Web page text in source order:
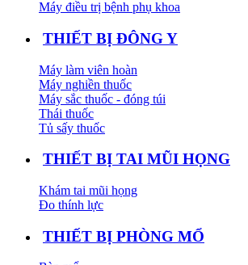
Máy điều trị bệnh phụ khoa
THIẾT BỊ ĐÔNG Y
Máy làm viên hoàn
Máy nghiền thuốc
Máy sắc thuốc - đóng túi
Thái thuốc
Tủ sấy thuốc
THIẾT BỊ TAI MŨI HỌNG
Khám tai mũi họng
Đo thính lực
THIẾT BỊ PHÒNG MỔ